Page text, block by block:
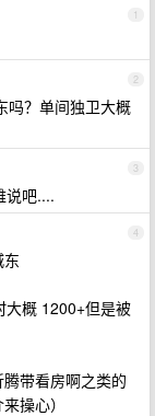
1
2
吗？单间独卫大概
3
说吧....
4
大概 1200+但是被
带看房啊之类的
操心）